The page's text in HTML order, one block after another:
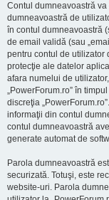
Contul dumneavoastră
dumneavoastră de
în contul dumneavoastră
de email validă (sau
pentru contul de utilizator
protecţie ale datelor
afara numelui de
„PowerForum.ro” în
discreţia
informaţii din contul
contul dumneavoastră
generate automat de
Parola dumneavoastră
securizată. Totuşi, este
website-uri. Parola